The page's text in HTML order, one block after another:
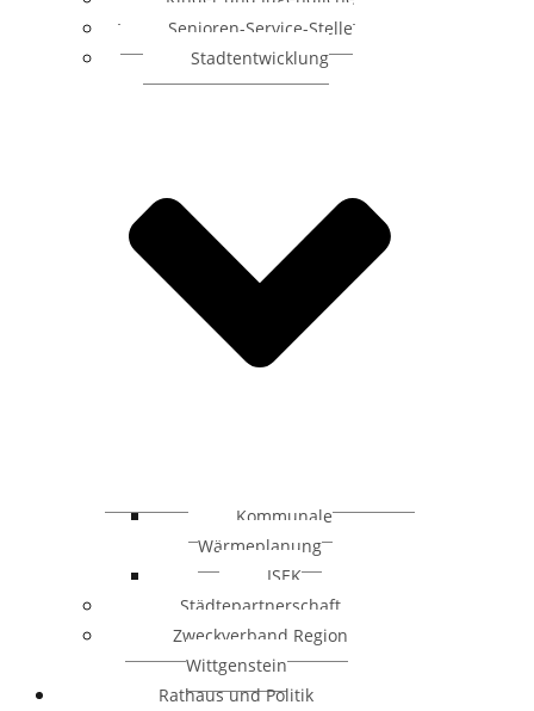
Senioren-Service-Stelle
Stadtentwicklung
Kommunale
Wärmeplanung
ISEK
Städtepartnerschaft
Zweckverband Region
Wittgenstein
Rathaus und Politik